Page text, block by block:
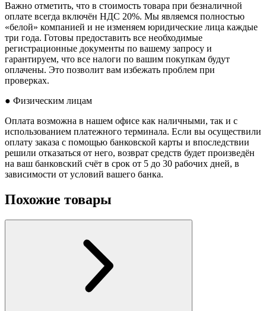
Важно отметить, что в стоимость товара при безналичной
оплате всегда включён НДС 20%. Мы являемся полностью
«белой» компанией и не изменяем юридические лица каждые
три года. Готовы предоставить все необходимые
регистрационные документы по вашему запросу и
гарантируем, что все налоги по вашим покупкам будут
оплачены. Это позволит вам избежать проблем при
проверках.
● Физическим лицам
Оплата возможна в нашем офисе как наличными, так и с
использованием платежного терминала. Если вы осуществили
оплату заказа с помощью банковской карты и впоследствии
решили отказаться от него, возврат средств будет произведён
на ваш банковский счёт в срок от 5 до 30 рабочих дней, в
зависимости от условий вашего банка.
Похожие товары